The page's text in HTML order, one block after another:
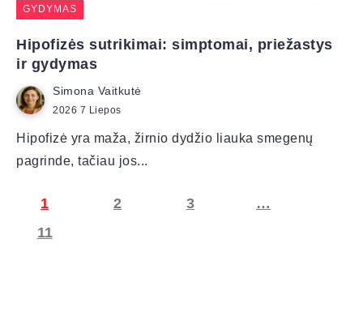
GYDYMAS
Hipofizės sutrikimai: simptomai, priežastys
ir gydymas
Simona Vaitkutė
2026 7 Liepos
Hipofizė yra maža, žirnio dydžio liauka smegenų
pagrinde, tačiau jos...
1 2 3
…
11